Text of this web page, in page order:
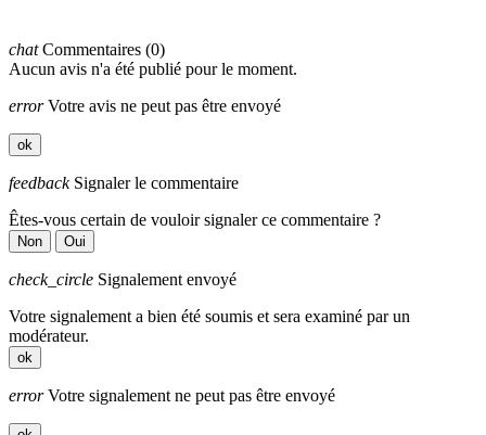
chatCommentaires (0)
Aucun avis n'a été publié pour le moment.
errorVotre avis ne peut pas être envoyé
ok
feedbackSignaler le commentaire
Êtes-vous certain de vouloir signaler ce commentaire ?
Non Oui
check_circle Signalement envoyé
Votre signalement a bien été soumis et sera examiné par un
modérateur.
ok
errorVotre signalement ne peut pas être envoyé